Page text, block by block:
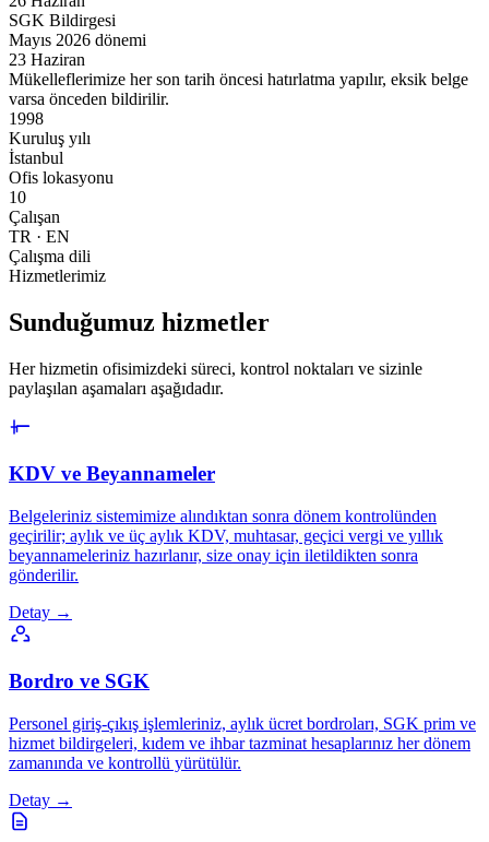
SGK Bildirgesi
Mayıs 2026 dönemi
23 Haziran
Mükelleflerimize her son tarih öncesi hatırlatma yapılır, eksik belge
varsa önceden bildirilir.
1998
Kuruluş yılı
İstanbul
Ofis lokasyonu
10
Çalışan
TR · EN
Çalışma dili
Hizmetlerimiz
Sunduğumuz hizmetler
Her hizmetin ofisimizdeki süreci, kontrol noktaları ve sizinle
paylaşılan aşamaları aşağıdadır.
KDV ve Beyannameler
Belgeleriniz sistemimize alındıktan sonra dönem kontrolünden
geçirilir; aylık ve üç aylık KDV, muhtasar, geçici vergi ve yıllık
beyannameleriniz hazırlanır, size onay için iletildikten sonra
gönderilir.
Detay →
Bordro ve SGK
Personel giriş-çıkış işlemleriniz, aylık ücret bordroları, SGK prim ve
hizmet bildirgeleri, kıdem ve ihbar tazminat hesaplarınız her dönem
zamanında ve kontrollü yürütülür.
Detay →